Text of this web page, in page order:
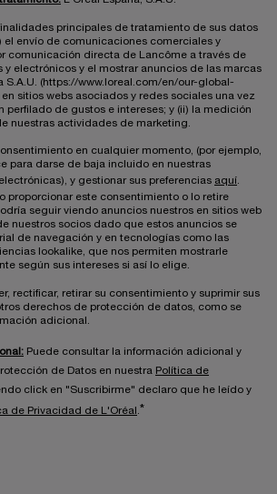
principales de tratamiento de sus datos
el envío de comunicaciones comerciales y
comunicación directa de Lancôme a través de
y electrónicos y el mostrar anuncios de las marcas
S.A.U. (https://www.loreal.com/en/our-global-
sitios webs asociados y redes sociales una vez
perfilado de gustos e intereses; y (ii) la medición
nuestras actividades de marketing.
en cualquier momento, (por ejemplo,
para darse de baja incluido en nuestras
y gestionar sus preferencias aquí
proporcionar este consentimiento o lo retire
seguir viendo anuncios nuestros en sitios web
nuestros socios dado que estos anuncios se
de navegación y en tecnologías como las
lookalike, que nos permiten mostrarle
según sus intereses si así lo elige.
rectificar, retirar su consentimiento y suprimir sus
derechos de protección de datos, como se
adicional.
Puede consultar la información adicional y
de Datos en nuestra Política de
click en "Suscribirme" declaro que he leído y
de Privacidad de L'Oréal *